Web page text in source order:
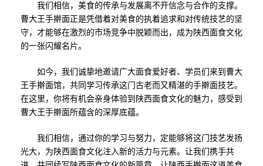
我们相信，美食的传承与发展离不开信念与合作的支撑。
曹大王手擀面正是凭借着对美食的执着追求和对传统技艺的坚
守，才能够在激烈的市场竞争中脱颖而出，成为陕西面食文化
的一张闪耀名片。
如今，我们诚挚地邀请广大面食爱好者、学员们来到曹大
王手擀面馆，共同学习传承这门古老而又精湛的手擀面技艺。
在这里，你将有机会亲身体验到陕西面食文化的魅力，感受到
曹大王手擀面所蕴含的深厚底蕴。
我们相信，通过你的学习与努力，定能够将这门技艺发扬
光大，为陕西面食文化注入新的活力与元素。让我们携手共